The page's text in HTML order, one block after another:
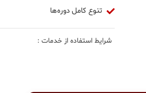
تنوع کامل دوره‌ها
شرایط استفاده از خدمات :